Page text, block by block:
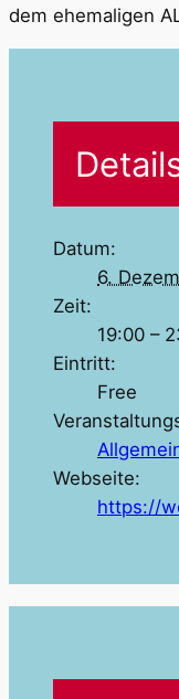
dem ehemaligen
Datum:
6.
Zeit:
19:00 –
Eintritt:
Free
Webseite:
https://